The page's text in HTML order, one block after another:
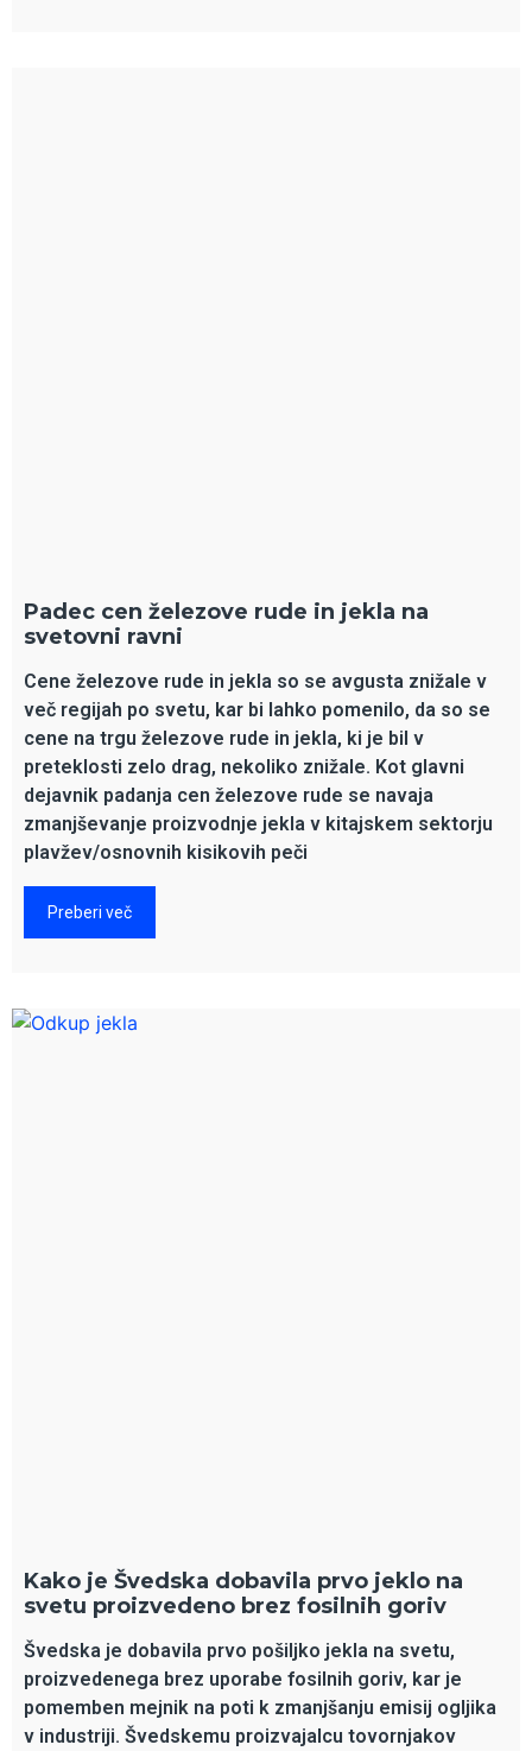
Padec cen železove rude in jekla na
svetovni ravni
Cene železove rude in jekla so se avgusta znižale v
več regijah po svetu, kar bi lahko pomenilo, da so se
cene na trgu železove rude in jekla, ki je bil v
preteklosti zelo drag, nekoliko znižale. Kot glavni
dejavnik padanja cen železove rude se navaja
zmanjševanje proizvodnje jekla v kitajskem sektorju
plavžev/osnovnih kisikovih peči
Preberi več
Kako je Švedska dobavila prvo jeklo na
svetu proizvedeno brez fosilnih goriv
Švedska je dobavila prvo pošiljko jekla na svetu,
proizvedenega brez uporabe fosilnih goriv, kar je
pomemben mejnik na poti k zmanjšanju emisij ogljika
v industriji. Švedskemu proizvajalcu tovornjakov